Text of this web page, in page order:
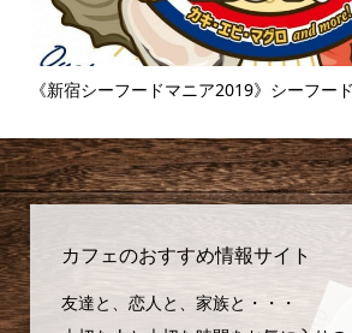
《富士そば》衝撃のタピオカ漬け丼!!販